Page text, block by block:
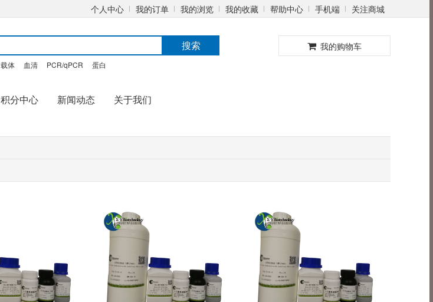
个人中心 我的订单 我的浏览 我的收藏 帮助中心 手机端 关注商城
搜索
载体 血清 PCR/qPCR 蛋白
我的购物车
积分中心 新闻动态 关于我们